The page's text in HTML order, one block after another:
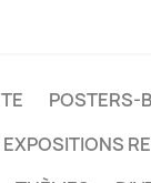
POSTERS-
EXPOSITIONS